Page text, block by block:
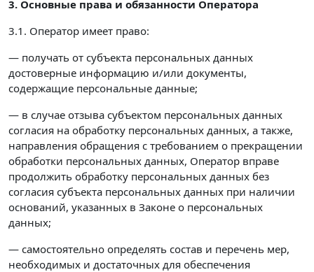
3. Основные права и обязанности Оператора
3.1. Оператор имеет право:
— получать от субъекта персональных данных
достоверные информацию и/или документы,
содержащие персональные данные;
— в случае отзыва субъектом персональных данных
согласия на обработку персональных данных, а также,
направления обращения с требованием о прекращении
обработки персональных данных, Оператор вправе
продолжить обработку персональных данных без
согласия субъекта персональных данных при наличии
оснований, указанных в Законе о персональных
данных;
— самостоятельно определять состав и перечень мер,
необходимых и достаточных для обеспечения